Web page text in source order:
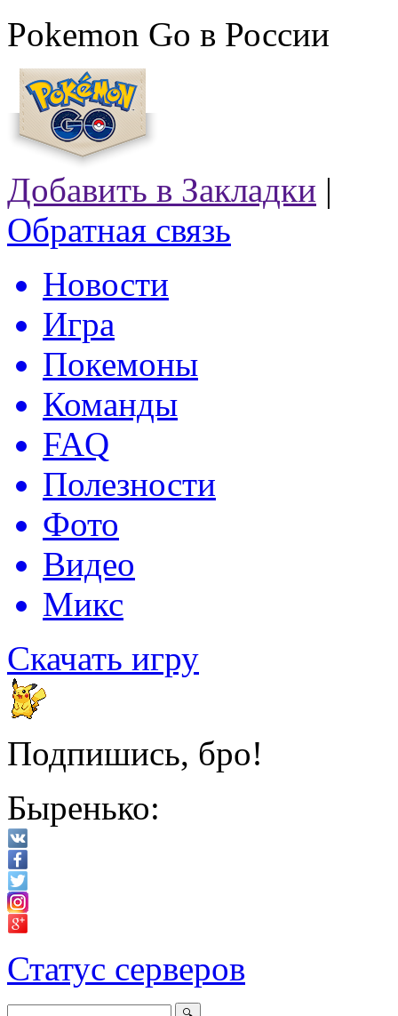
Pokemon Go в России
Добавить в Закладки |
Обратная связь
Новости
Игра
Покемоны
Команды
FAQ
Полезности
Фото
Видео
Микс
Скачать игру
Подпишись, бро!
Быренько:
Статус серверов